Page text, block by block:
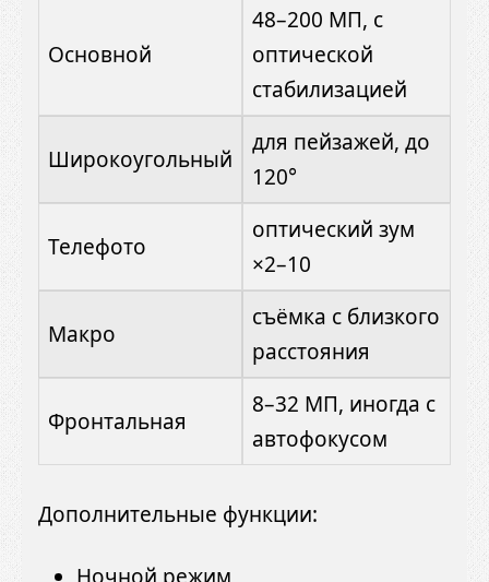
Основной
48–200 МП, с
оптической
стабилизацией
Широкоугольный
для пейзажей, до
120°
Телефото
оптический зум
×2–10
Макро
съёмка с близкого
расстояния
Фронтальная
8–32 МП, иногда с
автофокусом
Дополнительные функции: